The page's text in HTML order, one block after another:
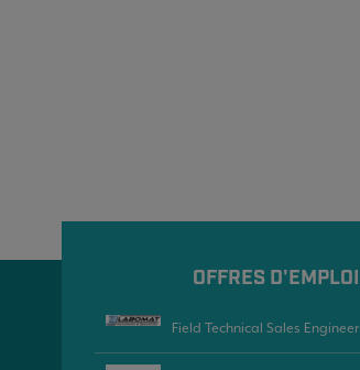
OFFRES D'EMPLOI
Field Technical Sales Engineer